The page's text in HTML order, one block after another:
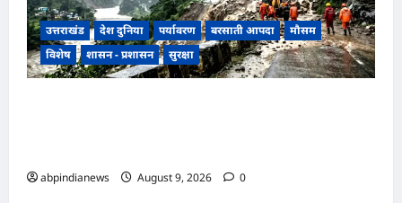
उत्तराखंड देश दुनिया पर्यावरण बरसाती आपदा
मौसम
विशेष
शासन - प्रशासन सुरक्षा
abpindianews August 9, 2026 0